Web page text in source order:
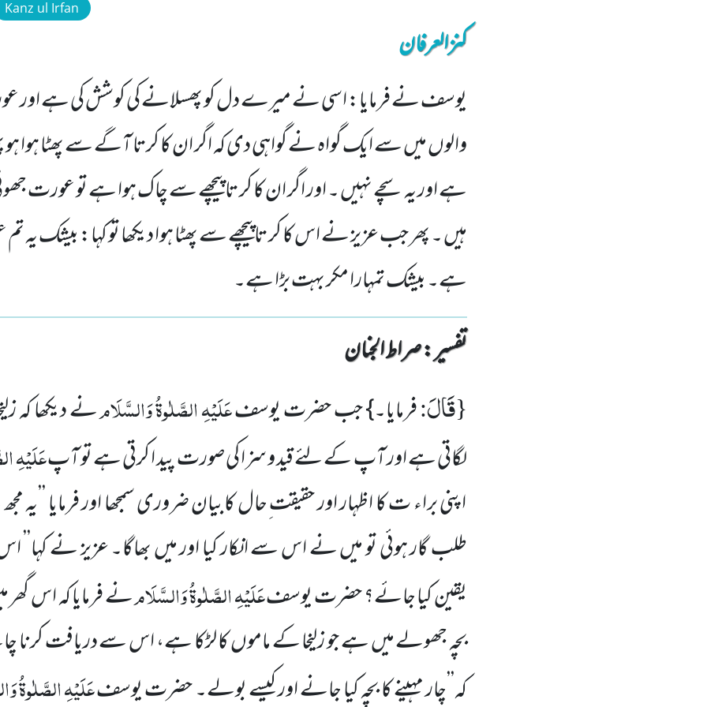
Kanz ul Irfan
کنزالعرفان
یوسف نے فرمایا: اسی نے میرے دل کو پھسلانے کی کوشش کی ہے اور
والوں میں سے ایک گواہ نے گواہی دی کہ اگر ان کا کرتا آگے سے پھٹا ہوا
ہے اور یہ سچے نہیں ۔ اور اگر ان کا کر تا پیچھے سے چاک ہوا ہے تو عورت
ہیں ۔ پھر جب عزیز نے اس کا کر تاپیچھے سے پھٹا ہوا دیکھا تو کہا: بیشک یہ
ہے۔ بیشک تمہارا مکر بہت بڑا ہے۔
تفسیر : ‎صراط الجنان
{قَالَ:فرمایا۔} جب حضرت یوسفعَلَیْہِ الصَّلٰوۃُ وَالسَّلَامنے دیکھا کہ
لگاتی ہے اور آپ کے لئے قید و سزا کی صورت پید ا کرتی ہے تو آپعَلَیْہِ
اپنی براء ت کا اظہار اور حقیقت ِحال کابیان ضروری سمجھا اور فرمایا
طلب گار ہوئی تو میں نے اس سے انکار کیا اور میں بھاگا۔ عزیز نے
یقین کیا جائے؟ حضرت یوسفعَلَیْہِ الصَّلٰوۃُ وَالسَّلَامنے فرمایا کہ اس گھر
بچہ جھولے میں ہے جو زلیخا کے ماموں کا لڑکا ہے، اس سے دریافت کرنا
کہ’’چار مہینے کا بچہ کیا جانے اور کیسے بولے۔ حضرت یوسفعَلَیْہِ الصَّلٰوۃُ